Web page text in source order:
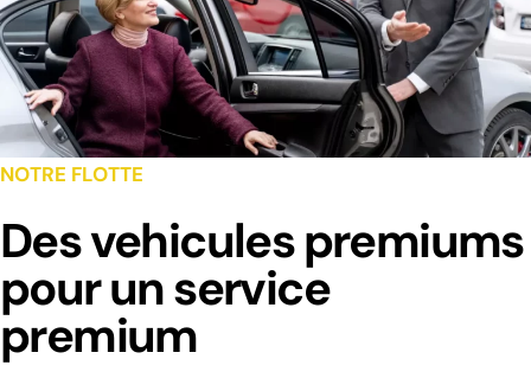
NOTRE FLOTTE
Des vehicules premiums
pour un service
premium